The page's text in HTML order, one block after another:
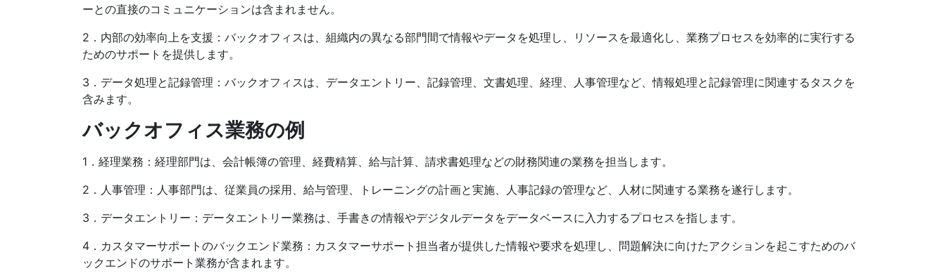
ーとの直接のコミュニケーションは含まれません。
2．内部の効率向上を支援：バックオフィスは、組織内の異なる部門間で情報やデータを処理し、リソースを最適化し、業務プロセスを効率的に実行する
ためのサポートを提供します。
3．データ処理と記録管理：バックオフィスは、データエントリー、記録管理、文書処理、経理、人事管理など、情報処理と記録管理に関連するタスクを
含みます。
バックオフィス業務の例
1．経理業務：経理部門は、会計帳簿の管理、経費精算、給与計算、請求書処理などの財務関連の業務を担当します。
2．人事管理：人事部門は、従業員の採用、給与管理、トレーニングの計画と実施、人事記録の管理など、人材に関連する業務を遂行します。
3．データエントリー：データエントリー業務は、手書きの情報やデジタルデータをデータベースに入力するプロセスを指します。
4．カスタマーサポートのバックエンド業務：カスタマーサポート担当者が提供した情報や要求を処理し、問題解決に向けたアクションを起こすためのバ
ックエンドのサポート業務が含まれます。